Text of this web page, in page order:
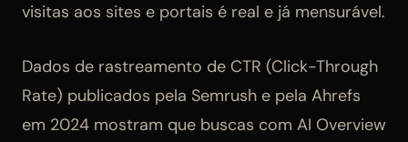
visitas aos sites e portais é real e já mensurável.
Dados de rastreamento de CTR (Click-Through
Rate) publicados pela Semrush e pela Ahrefs
em 2024 mostram que buscas com AI Overview